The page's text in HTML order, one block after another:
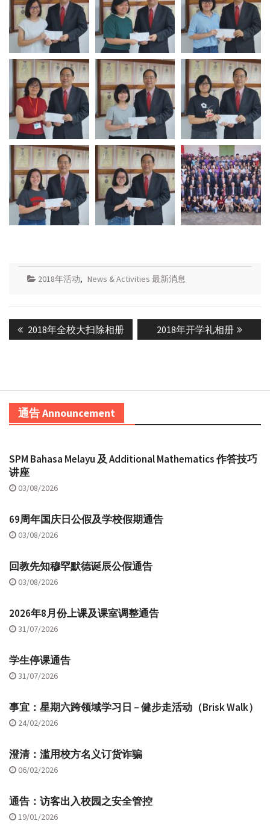
2018年活动, News & Activities 最新消息
navigation
Previous
post:
2018年全校大扫除相册
Next
post:
2018年开学礼相册
通告 Announcement
SPM Bahasa Melayu 及 Additional Mathematics 作答技巧
讲座
03/08/2026
69周年国庆日公假及学校假期通告
03/08/2026
回教先知穆罕默德诞辰公假通告
03/08/2026
2026年8月份上课及课室调整通告
31/07/2026
学生停课通告
31/07/2026
事宜：星期六跨领域学习日 – 健步走活动（Brisk Walk）
24/02/2026
澄清：滥用校方名义订货诈骗
06/02/2026
通告：访客出入校园之安全管控
19/01/2026